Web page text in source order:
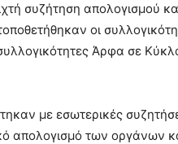
συζήτηση απολογισμού
οι
Άρφα σε
με εσωτερικές
των οργάνων